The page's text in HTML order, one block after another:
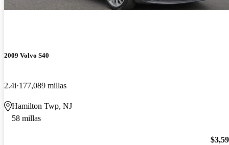
2009 Volvo S40
2.4i 177,089 millas
Hamilton Twp, NJ
58 millas